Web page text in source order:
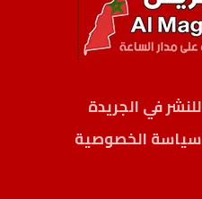
للنشر في الجريدة
سياسة الخصوصية